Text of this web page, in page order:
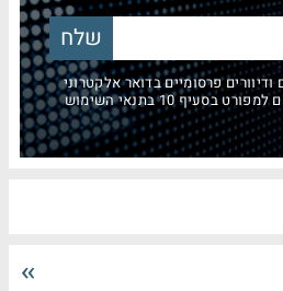
פרסומיים בדואר אלקטרוני
10 בתנאי השימוש